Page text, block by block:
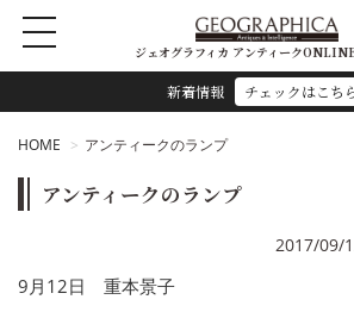
新着情報 チェックはこち
ジェオグラフィカ アンティーク
HOME アンティークのランプ
アンティークのランプ
2017/09/
9月12日 重本景子